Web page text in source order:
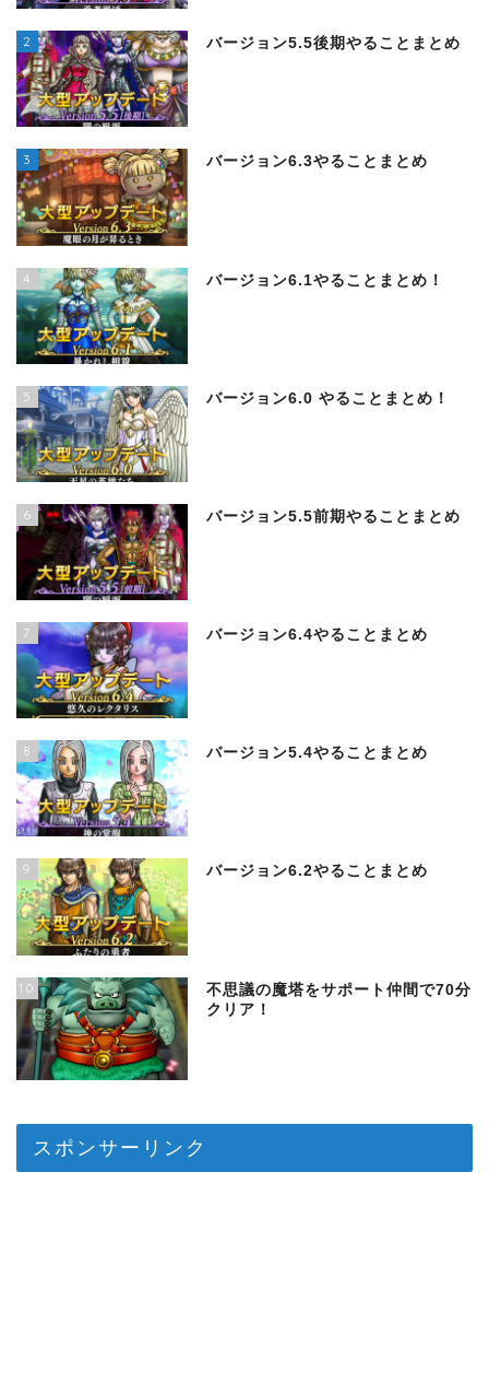
2 バージョン5.5後期やることまとめ
3 バージョン6.3やることまとめ
4 バージョン6.1やることまとめ！
5 バージョン6.0 やることまとめ！
6 バージョン5.5前期やることまとめ
7 バージョン6.4やることまとめ
8 バージョン5.4やることまとめ
9 バージョン6.2やることまとめ
10
不思議の魔塔をサポート仲間で70分
クリア！
スポンサーリンク